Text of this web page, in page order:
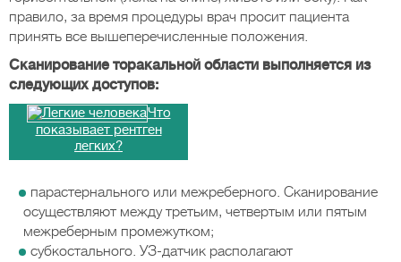
правило, за время процедуры врач просит пациента
принять все вышеперечисленные положения.
Сканирование торакальной области выполняется из
следующих доступов:
Что
показывает рентген
легких?
парастернального или межреберного. Сканирование
осуществляют между третьим, четвертым или пятым
межреберным промежутком;
субкостального. УЗ-датчик располагают